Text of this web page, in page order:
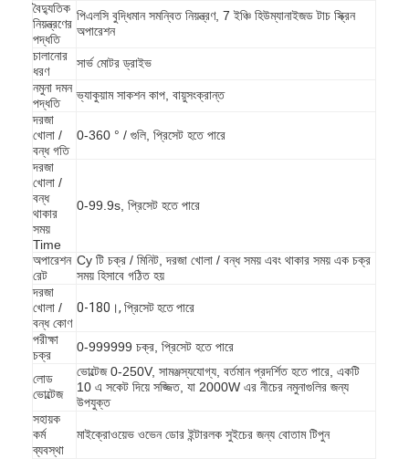
বৈদ্যুতিক সরঞ্জাম পরীক্ষার সরঞ্জাম
শক্তি দক্ষতা ল্যাব
যানবাহন পরীক্ষার সরঞ্জাম
ব্যাটারি পরীক্ষার সরঞ্জাম
বৈদ্যুতিক ল্যাবের জন্য পরীক্ষার সরঞ্জাম
লাইফ পরীক্ষক স্যুইচ করুন
নেতৃত্বে পরীক্ষার সরঞ্জাম
জল ইনগ্রিজ টেস্টিং সরঞ্জাম
পরিবেশগত পরীক্ষা চেম্বার
দাহ্যতা টেস্ট চেম্বার
MCB পরীক্ষার যন্ত্র
বৈদ্যুতিক
নিয়ন্ত্রণের
পদ্ধতি
পিএলসি বুদ্ধিমান সমন্বিত নিয়ন্ত্রণ, 7 ইঞ্চি হিউম্যানাইজড টাচ স্ক্রিন
অপারেশন
চালানোর
ধরণ
সার্ভ মোটর ড্রাইভ
নমুনা দমন
পদ্ধতি
ভ্যাকুয়াম সাকশন কাপ, বায়ুসংক্রান্ত
দরজা
খোলা /
বন্ধ গতি
0-360 ° / গুলি, প্রিসেট হতে পারে
দরজা
খোলা /
বন্ধ
থাকার
সময়
Time
0-99.9s, প্রিসেট হতে পারে
অপারেশন
রেট
Cy টি চক্র / মিনিট, দরজা খোলা / বন্ধ সময় এবং থাকার সময় এক চক্র
সময় হিসাবে গঠিত হয়
দরজা
খোলা /
বন্ধ কোণ
0-180।, প্রিসেট হতে পারে
পরীক্ষা
চক্র
0-999999 চক্র, প্রিসেট হতে পারে
লোড
ভোল্টেজ
ভোল্টেজ 0-250V, সামঞ্জস্যযোগ্য, বর্তমান প্রদর্শিত হতে পারে, একটি
10 ​​এ সকেট দিয়ে সজ্জিত, যা 2000W এর নীচের নমুনাগুলির জন্য
উপযুক্ত
সহায়ক
কর্ম
ব্যবস্থা
মাইক্রোওয়েভ ওভেন ডোর ইন্টারলক সুইচের জন্য বোতাম টিপুন